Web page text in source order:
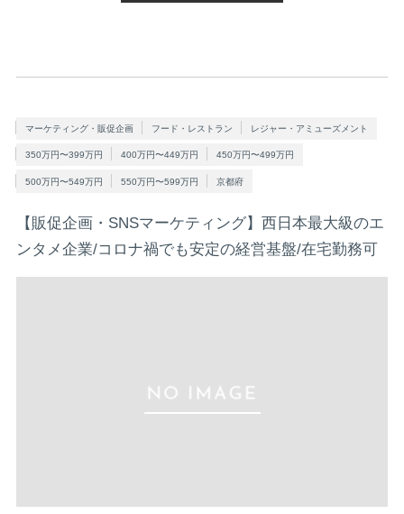
マーケティング・販促企画 フード・レストラン レジャー・アミューズメント
350万円〜399万円 400万円〜449万円 450万円〜499万円
500万円〜549万円 550万円〜599万円 京都府
【販促企画・SNSマーケティング】西日本最大級のエ
ンタメ企業/コロナ禍でも安定の経営基盤/在宅勤務可